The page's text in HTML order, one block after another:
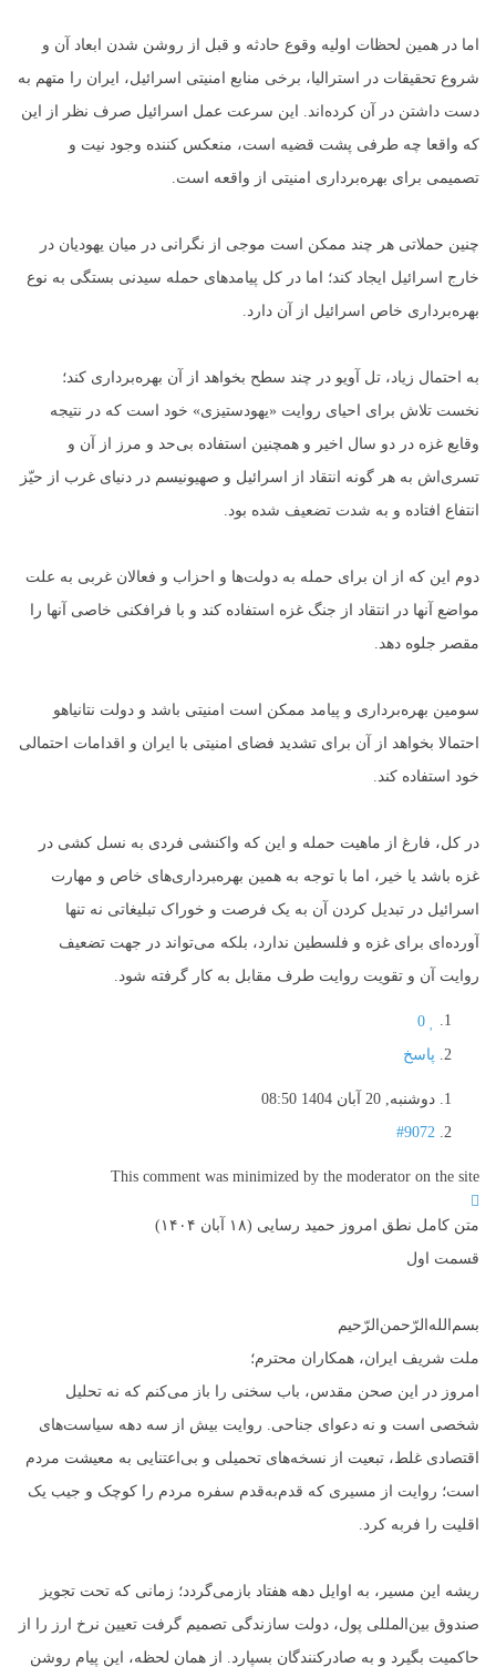
اما در همین لحظات اولیه وقوع حادثه و قبل از روشن شدن ابعاد آن و
شروع تحقیقات در استرالیا، برخی منابع امنیتی اسرائیل، ایران را متهم به
دست داشتن در آن کرده‌اند. این سرعت عمل اسرائیل صرف نظر از این
که واقعا چه طرفی پشت قضیه است، منعکس کننده وجود نیت و
تصمیمی برای بهره‌برداری امنیتی از واقعه است.
چنین حملاتی هر چند ممکن است موجی از نگرانی در میان یهودیان در
خارج اسرائیل ایجاد کند؛ اما در کل پیامدهای حمله سیدنی بستگی به نوع
بهره‌برداری خاص اسرائیل از آن دارد.
به احتمال زیاد، تل آویو در چند سطح بخواهد از آن بهره‌برداری کند؛
نخست تلاش برای احیای روایت «یهود‌ستیزی» خود است که در نتیجه
وقایع غزه در دو سال اخیر و همچنین استفاده بی‌حد و مرز از آن و
تسری‌اش به هر گونه انتقاد از اسرائیل و صهیونیسم در دنیای غرب از حیّز
انتفاع افتاده و به شدت تضعیف شده بود.
دوم این که از ان برای حمله به دولت‌ها و احزاب و فعالان غربی به علت
مواضع آنها در انتقاد از جنگ غزه استفاده کند و با فرافکنی خاصی آنها را
مقصر جلوه دهد.
سومین بهره‌برداری و پیامد ممکن است امنیتی باشد و دولت نتانیاهو
احتمالا بخواهد از آن برای تشدید فضای امنیتی با ایران و اقدامات احتمالی
خود استفاده کند.
در کل، فارغ از ماهیت حمله و این که واکنشی فردی به نسل کشی در
غزه باشد یا خیر، اما با توجه به همین بهره‌‍برداری‌های خاص و مهارت
اسرائیل در تبدیل کردن آن به یک فرصت و خوراک تبلیغاتی نه تنها
آورده‌ای برای غزه و فلسطین ندارد، بلکه می‌تواند در جهت تضعیف
روایت آن و تقویت روایت طرف مقابل به کار گرفته شود.
0
پاسخ
دوشنبه, 20 آبان 1404 08:50
#9072
This comment was minimized by the moderator on the site
متن کامل نطق امروز حمید رسایی (۱۸ آبان ۱۴۰۴)
قسمت اول
بسم‌الله‌الرّحمن‌الرّحیم
ملت شریف ایران، همکاران محترم؛
امروز در این صحن مقدس، باب سخنی را باز می‌کنم که نه تحلیل
شخصی است و نه دعوای جناحی. روایت بیش از سه دهه سیاست‌های
اقتصادی غلط، تبعیت از نسخه‌های تحمیلی و بی‌اعتنایی به معیشت مردم
است؛ روایت از مسیری که قدم‌به‌قدم سفره مردم را کوچک و جیب یک
اقلیت را فربه کرد.
ریشه این مسیر، به اوایل دهه هفتاد بازمی‌گردد؛ زمانی که تحت تجویز
صندوق بین‌المللی پول، دولت سازندگی تصمیم گرفت تعیین نرخ ارز را از
حاکمیت بگیرد و به صادرکنندگان بسپارد. از همان لحظه، این پیام روشن